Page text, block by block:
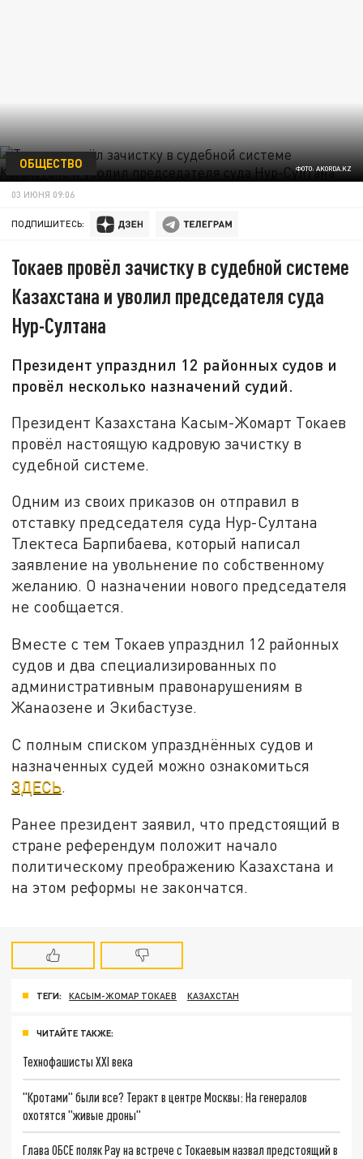
ФОТО: AKORDA.KZ
ОБЩЕСТВО
03 ИЮНЯ 09:06
ПОДПИШИТЕСЬ:
Токаев провёл зачистку в судебной системе
Казахстана и уволил председателя суда
Нур-Султана
Президент упразднил 12 районных судов и
провёл несколько назначений судий.
Президент Казахстана Касым-Жомарт Токаев
провёл настоящую кадровую зачистку в
судебной системе.
Одним из своих приказов он отправил в
отставку председателя суда Нур-Султана
Тлектеса Барпибаева, который написал
заявление на увольнение по собственному
желанию. О назначении нового председателя
не сообщается.
Вместе с тем Токаев упразднил 12 районных
судов и два специализированных по
административным правонарушениям в
Жанаозене и Экибастузе.
С полным списком упразднённых судов и
назначенных судей можно ознакомиться
ЗДЕСЬ.
Ранее президент заявил, что предстоящий в
стране референдум положит начало
политическому преображению Казахстана и
на этом реформы не закончатся.
ТЕГИ: КАСЫМ-ЖОМАР ТОКАЕВ КАЗАХСТАН
ЧИТАЙТЕ ТАКЖЕ:
Технофашисты XXI века
"Кротами" были все? Теракт в центре Москвы: На генералов
охотятся "живые дроны"
Глава ОБСЕ поляк Рау на встрече с Токаевым назвал предстоящий в